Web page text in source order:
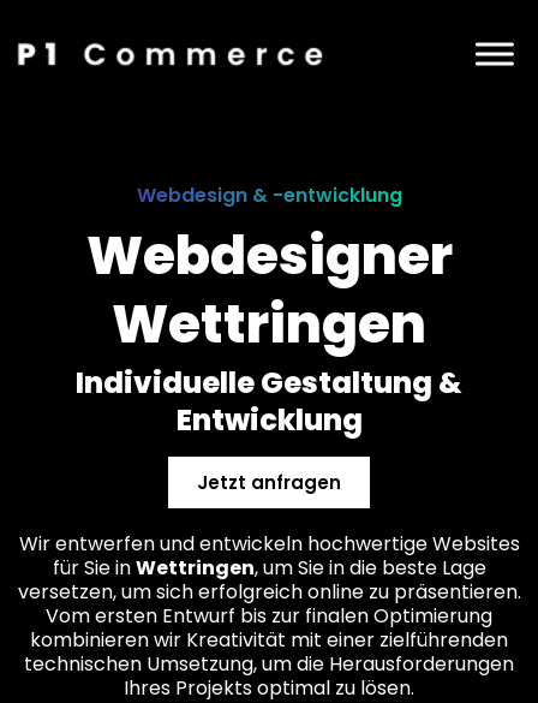
Webdesign & -entwicklung
Webdesigner
Wettringen
Individuelle Gestaltung &
Entwicklung
Jetzt anfragen
Wir entwerfen und entwickeln hochwertige Websites
für Sie inWettringen, um Sie in die beste Lage
versetzen, um sich erfolgreich online zu präsentieren.
Vom ersten Entwurf bis zur finalen Optimierung
kombinieren wir Kreativität mit einer zielführenden
technischen Umsetzung, um die Herausforderungen
Ihres Projekts optimal zu lösen.